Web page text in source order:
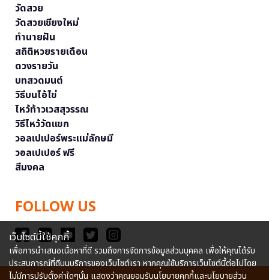
วัดสวย
วัดสวยเชียงใหม่
ทำนายฝัน
สถิติหวยรายเดือน
ดวงรายวัน
บทสวดมนต์
วิธีบนไอ้ไข่
ไหว้ท้าวเวสสุวรรณ
วิธีไหว้วัดแขก
วอลเปเปอร์พระแม่ลักษมี
วอลเปเปอร์ ฟรี
สีมงคล
FOLLOW US
เว็บไซต์นี้ใช้คุกกี้
เพื่อการนำเสนอเนื้อหาที่ดี รวมถึงการจัดการข้อมูลส่วนบุคคล เพื่อให้คุณได้รับ
ประสบการณ์ที่ดีบนบริการของเว็บไซต์เรา หากคุณใช้บริการเว็บไซต์นี้ต่อไปโดย
ไม่มีการปรับตั้งค่าใดๆนั้น แสดงว่าคุณยอมรับนโยบายคุกกี้และนโยบายส่วน